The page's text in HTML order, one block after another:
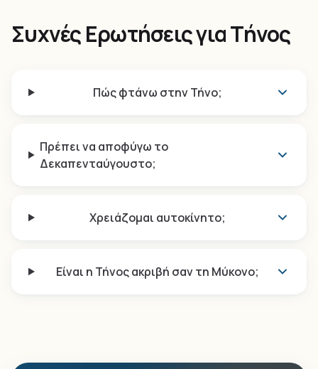
Συχνές Ερωτήσεις για Τήνος
Πώς φτάνω στην Τήνο;
Πρέπει να αποφύγω το
Δεκαπενταύγουστο;
Χρειάζομαι αυτοκίνητο;
Είναι η Τήνος ακριβή σαν τη Μύκονο;